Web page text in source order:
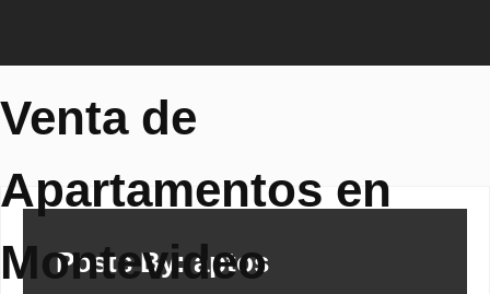
Venta de
Apartamentos en
Montevideo
Posts By: aptos